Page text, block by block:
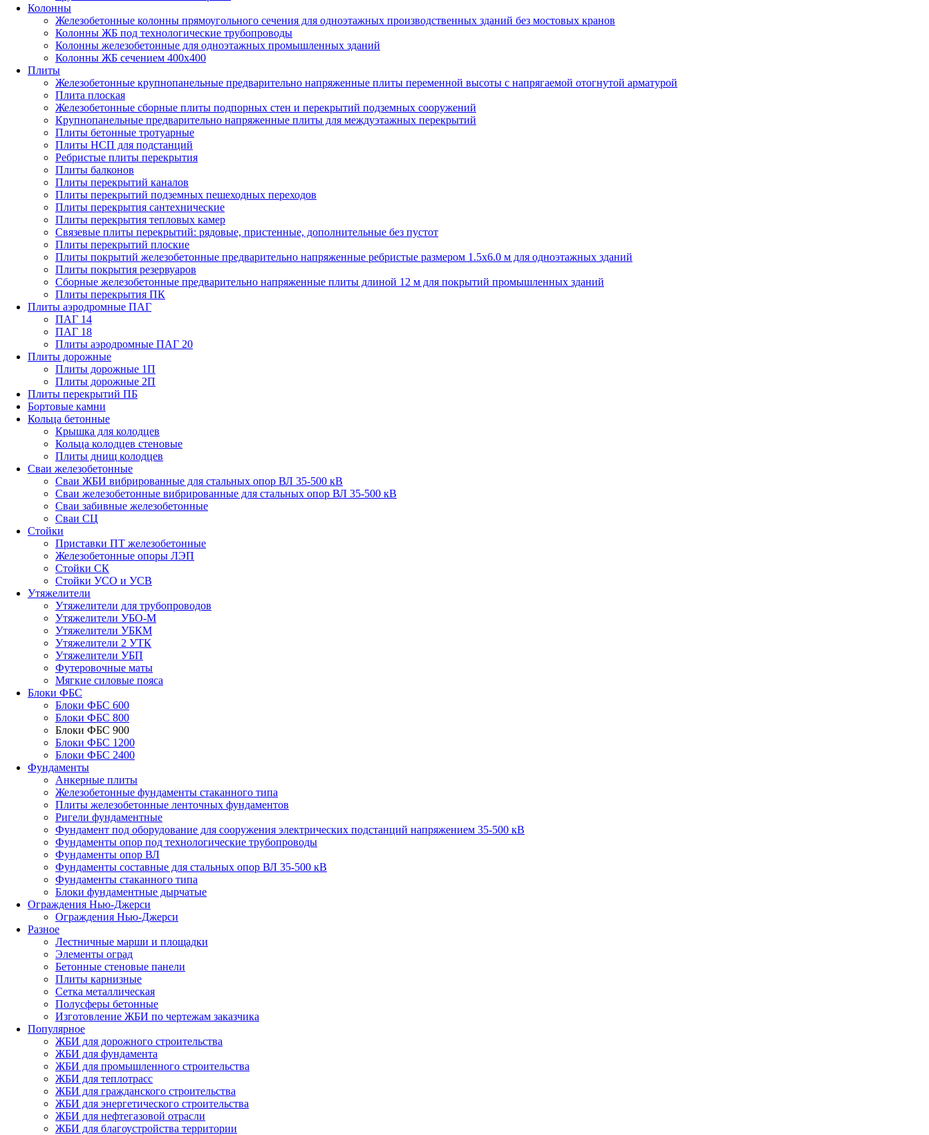
Колонны
Железобетонные колонны прямоугольного сечения для одноэтажных производственных зданий без мостовых кранов
Колонны ЖБ под технологические трубопроводы
Колонны железобетонные для одноэтажных промышленных зданий
Колонны ЖБ сечением 400х400
Плиты
Железобетонные крупнопанельные предварительно напряженные плиты переменной высоты с напрягаемой отогнутой арматурой
Плита плоская
Железобетонные сборные плиты подпорных стен и перекрытий подземных сооружений
Крупнопанельные предварительно напряженные плиты для междуэтажных перекрытий
Плиты бетонные тротуарные
Плиты НСП для подстанций
Ребристые плиты перекрытия
Плиты балконов
Плиты перекрытий каналов
Плиты перекрытий подземных пешеходных переходов
Плиты перекрытия сантехнические
Плиты перекрытия тепловых камер
Связевые плиты перекрытий: рядовые, пристенные, дополнительные без пустот
Плиты перекрытий плоские
Плиты покрытий железобетонные предварительно напряженные ребристые размером 1.5х6.0 м для одноэтажных зданий
Плиты покрытия резервуаров
Сборные железобетонные предварительно напряженные плиты длиной 12 м для покрытий промышленных зданий
Плиты перекрытия ПК
Плиты аэродромные ПАГ
ПАГ 14
ПАГ 18
Плиты аэродромные ПАГ 20
Плиты дорожные
Плиты дорожные 1П
Плиты дорожные 2П
Плиты перекрытий ПБ
Бортовые камни
Кольца бетонные
Крышка для колодцев
Кольца колодцев стеновые
Плиты днищ колодцев
Сваи железобетонные
Сваи ЖБИ вибрированные для стальных опор ВЛ 35-500 кВ
Сваи железобетонные вибрированные для стальных опор ВЛ 35-500 кВ
Сваи забивные железобетонные
Сваи СЦ
Стойки
Приставки ПТ железобетонные
Железобетонные опоры ЛЭП
Стойки СК
Стойки УСО и УСВ
Утяжелители
Утяжелители для трубопроводов
Утяжелители УБО-М
Утяжелители УБКМ
Утяжелители 2 УТК
Утяжелители УБП
Футеровочные маты
Мягкие силовые пояса
Блоки ФБС
Блоки ФБС 600
Блоки ФБС 800
Блоки ФБС 900
Блоки ФБС 1200
Блоки ФБС 2400
Фундаменты
Анкерные плиты
Железобетонные фундаменты стаканного типа
Плиты железобетонные ленточных фундаментов
Ригели фундаментные
Фундамент под оборудование для сооружения электрических подстанций напряжением 35-500 кВ
Фундаменты опор под технологические трубопроводы
Фундаменты опор ВЛ
Фундаменты составные для стальных опор ВЛ 35-500 кВ
Фундаменты стаканного типа
Блоки фундаментные дырчатые
Ограждения Нью-Джерси
Ограждения Нью-Джерси
Разное
Лестничные марши и площадки
Элементы оград
Бетонные стеновые панели
Плиты карнизные
Сетка металлическая
Полусферы бетонные
Изготовление ЖБИ по чертежам заказчика
Популярное
ЖБИ для дорожного строительства
ЖБИ для фундамента
ЖБИ для промышленного строительства
ЖБИ для теплотрасс
ЖБИ для гражданского строительства
ЖБИ для энергетического строительства
ЖБИ для нефтегазовой отрасли
ЖБИ для благоустройства территории